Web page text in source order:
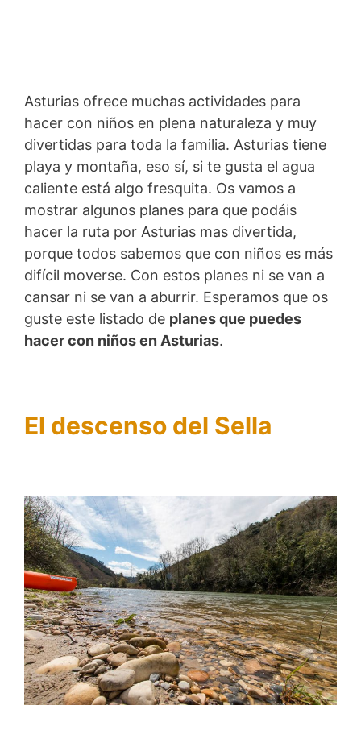
Asturias ofrece muchas actividades para
hacer con niños en plena naturaleza y muy
divertidas para toda la familia. Asturias tiene
playa y montaña, eso sí, si te gusta el agua
caliente está algo fresquita. Os vamos a
mostrar algunos planes para que podáis
hacer la ruta por Asturias mas divertida,
porque todos sabemos que con niños es más
difícil moverse. Con estos planes ni se van a
cansar ni se van a aburrir. Esperamos que os
guste este listado de planes que puedes
hacer con niños en Asturias.
El descenso del Sella